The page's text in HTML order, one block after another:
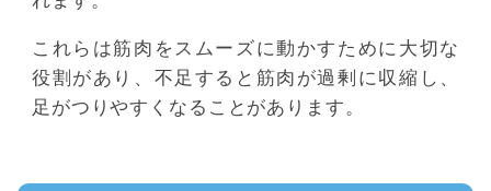
これらは筋肉をスムーズに動かすために大切な
役割があり、不足すると筋肉が過剰に収縮し、
足がつりやすくなることがあります。